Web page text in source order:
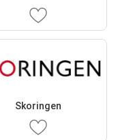
Skoringen